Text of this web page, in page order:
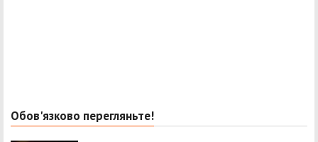
Обов'язково перегляньте!